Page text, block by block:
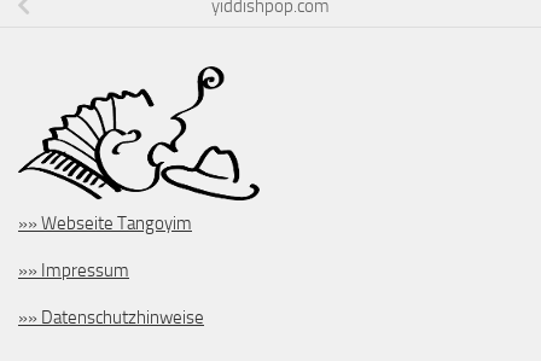
yiddishpop.com
»» Webseite Tangoyim
»» Impressum
»» Datenschutzhinweise